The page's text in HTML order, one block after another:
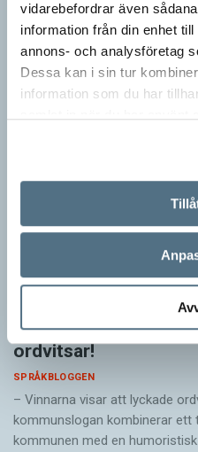
vidarebefordrar även
information från din enhet
annons- och analysföretag
Dessa kan i sin tur
information som du har
Pressmeddelande:
ordvitsar!
SPRÅKBLOGGEN
– Vinnarna visar att lyckade
kommunslogan kombinerar
kommunen med en